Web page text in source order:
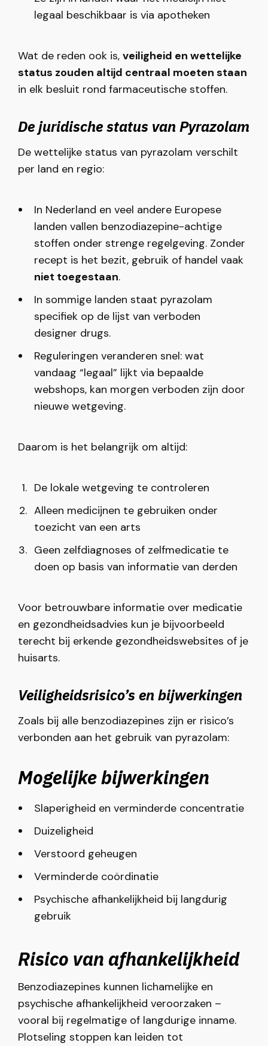
legaal beschikbaar is via apotheken
Wat de reden ook is, veiligheid en wettelijke
status zouden altijd centraal moeten staan
in elk besluit rond farmaceutische stoffen.
De juridische status van Pyrazolam
De wettelijke status van pyrazolam verschilt
per land en regio:
In Nederland en veel andere Europese
landen vallen benzodiazepine-achtige
stoffen onder strenge regelgeving. Zonder
recept is het bezit, gebruik of handel vaak
niet toegestaan.
In sommige landen staat pyrazolam
specifiek op de lijst van verboden
designer drugs.
Reguleringen veranderen snel: wat
vandaag “legaal” lijkt via bepaalde
webshops, kan morgen verboden zijn door
nieuwe wetgeving.
Daarom is het belangrijk om altijd:
De lokale wetgeving te controleren
Alleen medicijnen te gebruiken onder
toezicht van een arts
Geen zelfdiagnoses of zelfmedicatie te
doen op basis van informatie van derden
Voor betrouwbare informatie over medicatie
en gezondheidsadvies kun je bijvoorbeeld
terecht bij erkende gezondheidswebsites of je
huisarts.
Veiligheidsrisico’s en bijwerkingen
Zoals bij alle benzodiazepines zijn er risico’s
verbonden aan het gebruik van pyrazolam:
Mogelijke bijwerkingen
Slaperigheid en verminderde concentratie
Duizeligheid
Verstoord geheugen
Verminderde coördinatie
Psychische afhankelijkheid bij langdurig
gebruik
Risico van afhankelijkheid
Benzodiazepines kunnen lichamelijke en
psychische afhankelijkheid veroorzaken –
vooral bij regelmatige of langdurige inname.
Plotseling stoppen kan leiden tot